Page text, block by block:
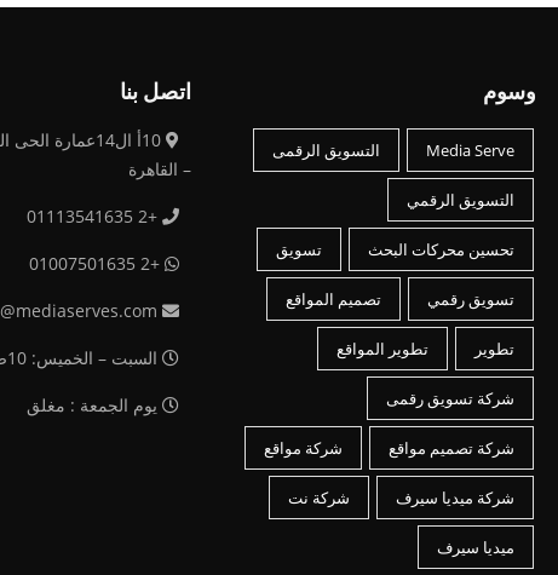
وسوم
Media Serve التسويق الرقمى
التسويق الرقمي
تحسين محركات البحث تسويق
تسويق رقمي تصميم المواقع
تطوير تطوير المواقع
شركة تسويق رقمى
شركة تصميم مواقع شركة مواقع
شركة ميديا سيرف شركة نت
ميديا سيرف
اتصل بنا
10أ ال14عمارة
– القاهرة
+2 01113541635
+2 01007501635
السبت – الخميس: 10ص – 10م
يوم الجمعة : مغلق